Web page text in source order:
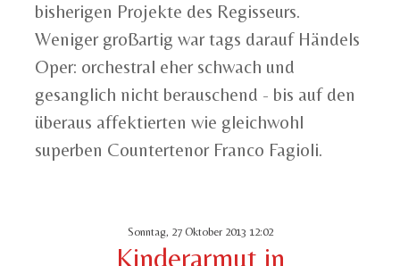
bisherigen Projekte des Regisseurs.
Weniger großartig war tags darauf Händels
Oper: orchestral eher schwach und
gesanglich nicht berauschend - bis auf den
überaus affektierten wie gleichwohl
superben Countertenor Franco Fagioli.
Sonntag, 27 Oktober 2013 12:02
Kinderarmut in